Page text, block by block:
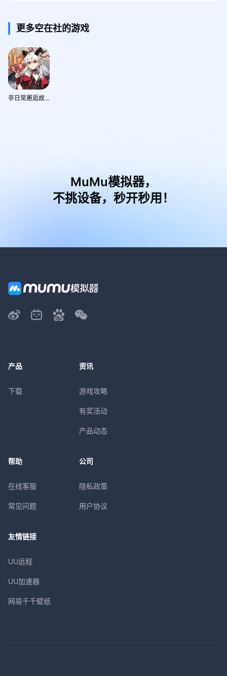
更多空在社的游戏
非日常邂逅故事
MuMu模拟器，
不挑设备，秒开秒用！
产品
下载
资讯
游戏攻略
有奖活动
产品动态
帮助
在线客服
常见问题
公司
隐私政策
用户协议
友情链接
UU远程
UU加速器
网易千千壁纸